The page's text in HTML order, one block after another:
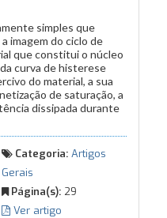
simples que
imagem do ciclo de
que constitui o núcleo
curva de histerese
do material, a sua
de saturação, a
dissipada durante
Categoria: Artigos
Gerais
Página(s): 29
Ver artigo